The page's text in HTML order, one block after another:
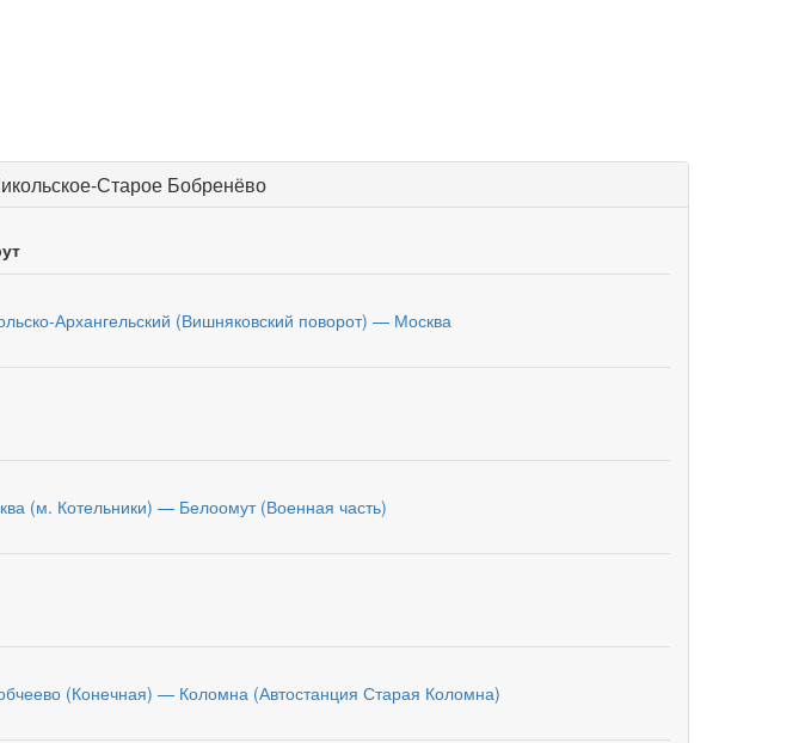
Старое Бобренёво
Архангельский (Вишняковский поворот) — Москва
(м. Котельники) — Белоомут (Военная часть)
(Конечная) — Коломна (Автостанция Старая Коломна)